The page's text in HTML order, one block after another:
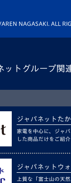
NAGASAKI. ALL
ットグループ関
ジャパネットた
家電を中心に、ジャ
した商品だけをご紹介
ジャパネットウ
上質な「富士山の天